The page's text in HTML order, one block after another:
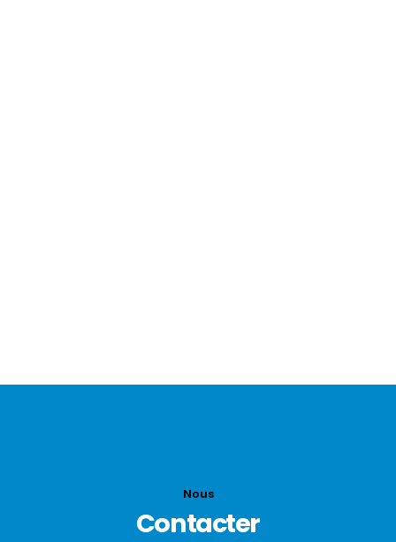
Nous
Contacter